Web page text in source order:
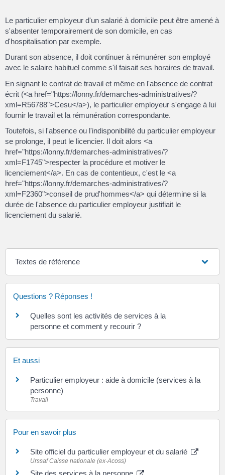
Le particulier employeur d'un salarié à domicile peut être amené à
s'absenter temporairement de son domicile, en cas
d'hospitalisation par exemple.
Durant son absence, il doit continuer à rémunérer son employé
avec le salaire habituel comme s'il faisait ses horaires de travail.
En signant le contrat de travail et même en l'absence de contrat
écrit (<a href="https://lonny.fr/demarches-administratives/?
xml=R56788">Cesu</a>), le particulier employeur s'engage à lui
fournir le travail et la rémunération correspondante.
Toutefois, si l'absence ou l'indisponibilité du particulier employeur
se prolonge, il peut le licencier. Il doit alors <a
href="https://lonny.fr/demarches-administratives/?
xml=F1745">respecter la procédure et motiver le
licenciement</a>. En cas de contentieux, c'est le <a
href="https://lonny.fr/demarches-administratives/?
xml=F2360">conseil de prud'hommes</a> qui détermine si la
durée de l'absence du particulier employeur justifiait le
licenciement du salarié.
Textes de référence
Questions ? Réponses !
Quelles sont les activités de services à la
personne et comment y recourir ?
Et aussi
Particulier employeur : aide à domicile (services à la
personne)
Travail
Pour en savoir plus
Site officiel du particulier employeur et du salarié
Urssaf Caisse nationale (ex-Acoss)
Site des services à la personne